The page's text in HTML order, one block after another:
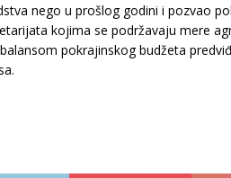
nego u prošlog godini i pozvao
kojima se podržavaju mere
pokrajinskog budžeta